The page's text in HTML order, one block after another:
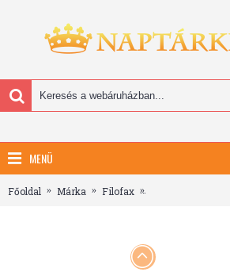
MENÜ
Főoldal Márka Filofax